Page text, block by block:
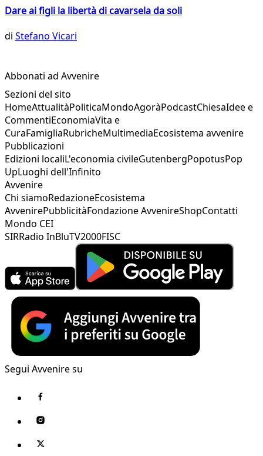
Dare ai figli la libertà di cavarsela da soli
di Stefano Vicari
Abbonati ad Avvenire
Sezioni del sito
HomeAttualitàPoliticaMondoAgoràPodcastChiesaIdee e
CommentiEconomiaVita e
CuraFamigliaRubricheMultimediaEcosistema avvenire
Pubblicazioni
Edizioni localiL'economia civileGutenbergPopotusPop
UpLuoghi dell'Infinito
Avvenire
Chi siamoRedazioneEcosistema
AvvenirePubblicitàFondazione AvvenireShopContatti
Mondo CEI
SIRRadio InBluTV2000FISC
Segui Avvenire su